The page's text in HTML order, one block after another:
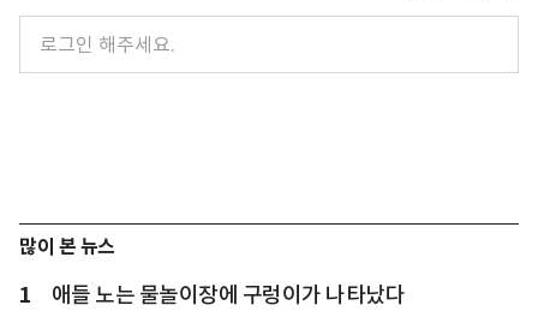
많이 본 뉴스
1 애들 노는 물놀이장에 구렁이가 나타났다